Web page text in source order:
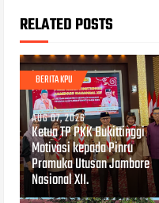
RELATED POSTS
BERITA KPU
AUG 07, 2026
Ketua TP PKK Bukittinggi
Motivasi kepada Pinru
Pramuka Utusan Jambore
Nasional XII.